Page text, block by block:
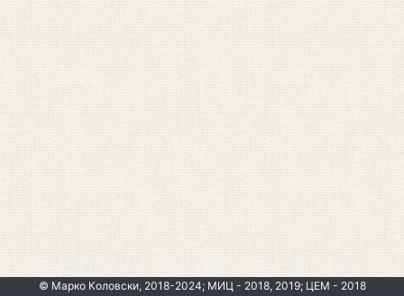
© Марко Коловски, 2018-2024; МИЦ - 2018, 2019; ЦЕМ - 2018